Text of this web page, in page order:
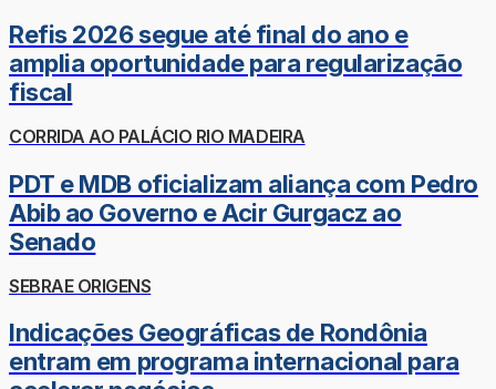
Refis 2026 segue até final do ano e
amplia oportunidade para regularização
fiscal
CORRIDA AO PALÁCIO RIO MADEIRA
PDT e MDB oficializam aliança com Pedro
Abib ao Governo e Acir Gurgacz ao
Senado
SEBRAE ORIGENS
Indicações Geográficas de Rondônia
entram em programa internacional para